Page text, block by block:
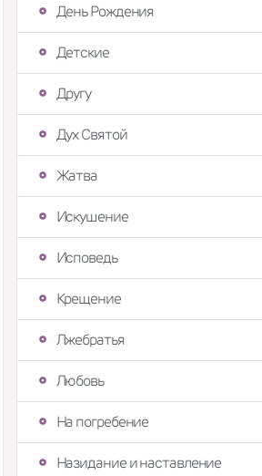
День Рождения
Детские
Другу
Дух Святой
Жатва
Искушение
Исповедь
Крещение
Лжебратья
Любовь
На погребение
Назидание и наставление